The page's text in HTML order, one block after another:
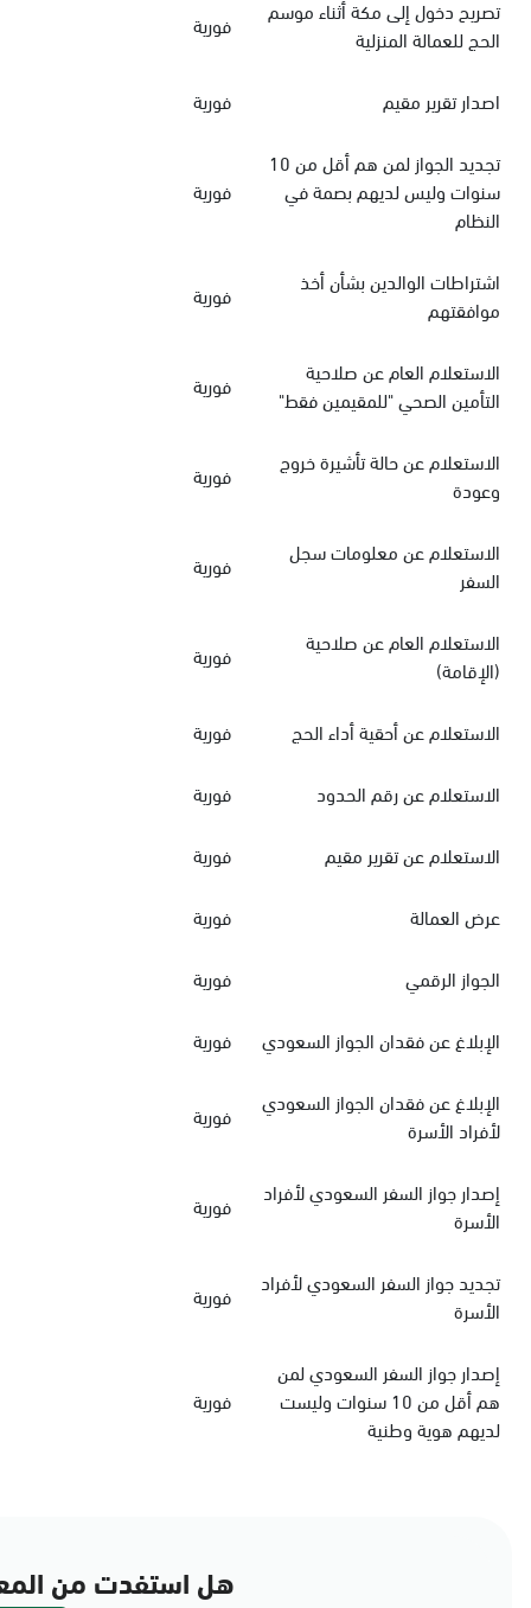
تصريح دخول إلى مكة أثناء موسم
الحج للعمالة المنزلية
فورية
اصدار تقرير مقيم
فورية
تجديد الجواز لمن هم أقل من 10
سنوات وليس لديهم بصمة في
النظام
فورية
اشتراطات الوالدين بشأن أخذ
موافقتهم
فورية
الاستعلام العام عن صلاحية
التأمين الصحي "للمقيمين فقط"
فورية
الاستعلام عن حالة تأشيرة خروج
وعودة
فورية
الاستعلام عن معلومات سجل
السفر
فورية
الاستعلام العام عن صلاحية
(الإقامة)
فورية
الاستعلام عن أحقية أداء الحج
فورية
الاستعلام عن رقم الحدود
فورية
الاستعلام عن تقرير مقيم
فورية
عرض العمالة
فورية
الجواز الرقمي
فورية
الإبلاغ عن فقدان الجواز السعودي
فورية
الإبلاغ عن فقدان الجواز السعودي
لأفراد الأسرة
فورية
‏إصدار جواز السفر السعودي‏‏ لأفراد
الأسرة
فورية
‏تجديد جواز السفر السعودي‏ لأفراد
الأسرة
فورية
إصدار جواز السفر السعودي لمن
هم أقل من 10 سنوات وليست
لديهم هوية وطنية
فورية
هل استفدت من